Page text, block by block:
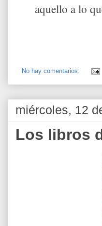
aquello a lo
No hay comentarios:
miércoles, 12
Los libros